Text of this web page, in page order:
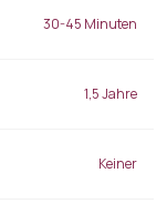
30-45 Minuten
1,5 Jahre
Keiner